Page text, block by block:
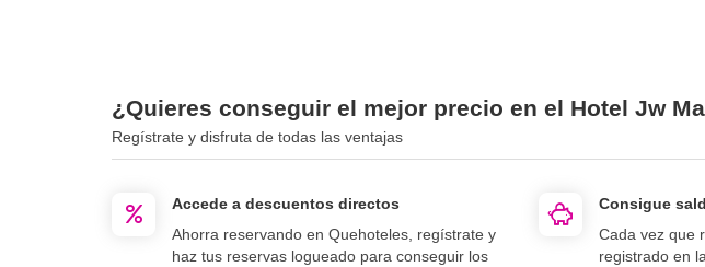
¿Quieres conseguir el mejor precio en el Hotel Jw
Regístrate y disfruta de todas las ventajas
Accede a descuentos directos
Ahorra reservando en Quehoteles, regístrate y
haz tus reservas logueado para conseguir los
Consigue
Cada vez que
registrado en